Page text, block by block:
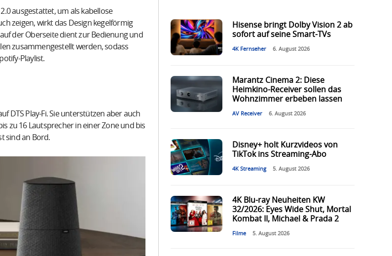
ausgestattet, um als kabellose
zeigen, wirkt das Design kegelförmig
der Oberseite dient zur Bedienung und
zusammengestellt werden, sodass
Playlist.
DTS Play-Fi. Sie unterstützen aber auch
zu 16 Lautsprecher in einer Zone und bis
sind an Bord.
Hisense bringt Dolby Vision 2 ab
sofort auf seine Smart-TVs
4K Fernseher 6. August 2026
Marantz Cinema 2: Diese
Heimkino-Receiver sollen das
Wohnzimmer erbeben lassen
AV Receiver 6. August 2026
Disney+ holt Kurzvideos von
TikTok ins Streaming-Abo
4K Streaming 5. August 2026
4K Blu-ray Neuheiten KW
32/2026: Eyes Wide Shut, Mortal
Kombat II, Michael & Prada 2
Filme 5. August 2026